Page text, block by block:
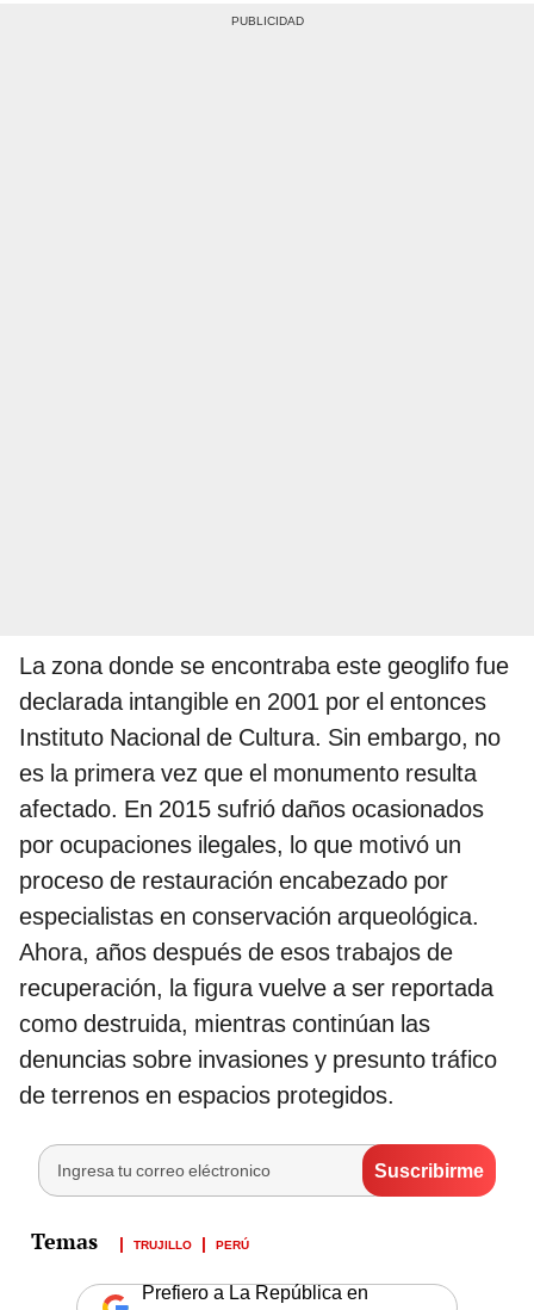
La zona donde se encontraba este geoglifo fue
declarada intangible en 2001 por el entonces
Instituto Nacional de Cultura. Sin embargo, no
es la primera vez que el monumento resulta
afectado. En 2015 sufrió daños ocasionados
por ocupaciones ilegales, lo que motivó un
proceso de restauración encabezado por
especialistas en conservación arqueológica.
Ahora, años después de esos trabajos de
recuperación, la figura vuelve a ser reportada
como destruida, mientras continúan las
denuncias sobre invasiones y presunto tráfico
de terrenos en espacios protegidos.
TRUJILLO PERÚ
Prefiero a La República en